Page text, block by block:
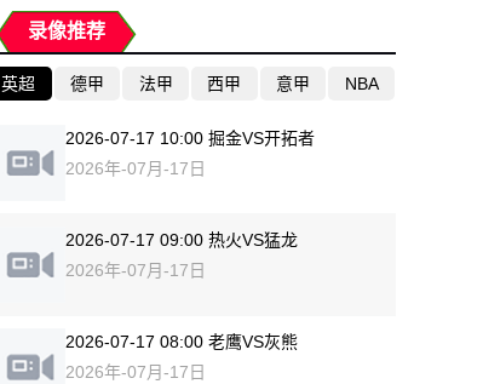
录像推荐
英超 德甲 法甲 西甲 意甲 NBA
2026-07-17 10:00 掘金VS开拓者
2026年-07月-17日
2026-07-17 09:00 热火VS猛龙
2026年-07月-17日
2026-07-17 08:00 老鹰VS灰熊
2026年-07月-17日